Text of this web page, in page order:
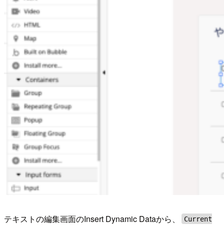
テキストの編集画面のInsert Dynamic Dataから、
Current